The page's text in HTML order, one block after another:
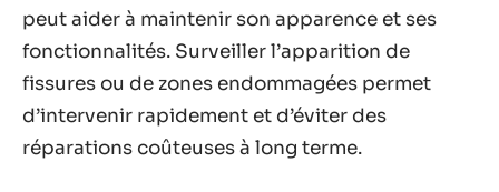
peut aider à maintenir son apparence et ses
fonctionnalités. Surveiller l’apparition de
fissures ou de zones endommagées permet
d’intervenir rapidement et d’éviter des
réparations coûteuses à long terme.